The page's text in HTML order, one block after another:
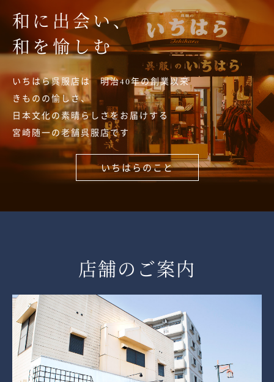
和に出会い、
和を愉しむ
いちはら呉服店は 明治40年の創業以来
きものの愉しさ、
日本文化の素晴らしさをお届けする
宮崎随一の老舗呉服店です
いちはらのこと
店舗のご案内